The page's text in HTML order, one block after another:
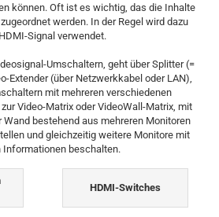
können. Oft ist es wichtig, das die Inhalte
werden. In der Regel wird dazu
Signal verwendet.
Umschaltern, geht über Splitter (=
Extender (über Netzwerkkabel oder LAN),
mit mehreren verschiedenen
Video-Matrix oder VideoWall-Matrix, mit
Wand bestehend aus mehreren Monitoren
und gleichzeitig weitere Monitore mit
Informationen beschalten.
HDMI-Switches